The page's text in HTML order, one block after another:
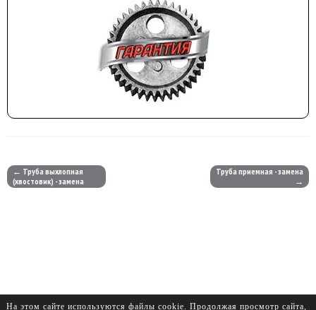
← Труба выхлопная
(хвостовик) - замена
Труба приемная - замена
→
На этом сайте используются файлы cookie. Продолжая просмотр сайта,